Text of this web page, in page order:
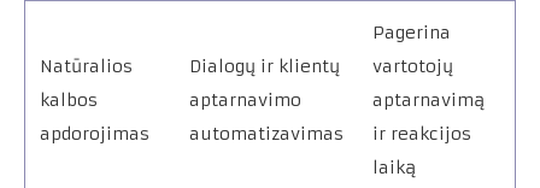
Natūralios
kalbos
apdorojimas
Dialogų ir klientų
aptarnavimo
automatizavimas
Pagerina
vartotojų
aptarnavimą
ir reakcijos
laiką